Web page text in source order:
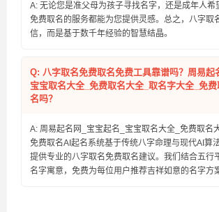
A: 无论您是准父母为孩子寻找名字，还是成年人希
免费取名的服务都能为您提供灵感。总之，八字取
信，而是基于数千年经验的智慧结晶。
Q: 八字取名免费取名免费工具靠谱吗？周易起
宝宝取名大全_免费取名大全_取名字大全_免
名吗？
A: 周易起名网_宝宝起名_宝宝取名大全_免费取名
免费取名AI起名系统基于传统八字命理与现代AI算
提供专业的八字取名免费取名建议。我们结合五行
名字寓意，免费为每位用户推荐吉祥如意的名字方